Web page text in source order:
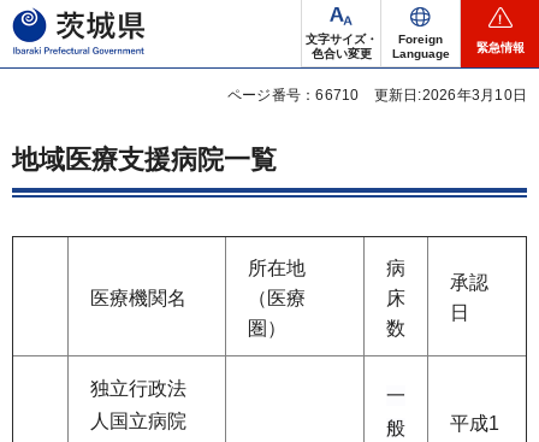
茨城県
文字サイズ・
色合い変更
Foreign
Language
緊急情報
ページ番号：66710 更新日:2026年3月10日
地域医療支援病院一覧
医療機関名
所在地
（医療
圏）
病
床
数
承認
日
独立行政法
人国立病院
一
般
平成1